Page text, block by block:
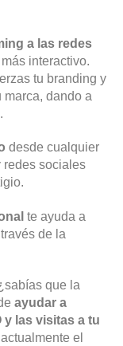
a las redes
interactivo.
tu branding y
marca, dando a
desde cualquier
redes sociales
te ayuda a
de la
que la
ayudar a
y las visitas a tu
el